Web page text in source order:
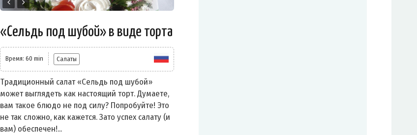
«Сельдь под шубой» в виде торта
Время: 60 min Салаты
Традиционный салат «Сельдь под шубой»
может выглядеть как настоящий торт. Думаете,
вам такое блюдо не под силу? Попробуйте! Это
не так сложно, как кажется. Зато успех салату (и
вам) обеспечен!...